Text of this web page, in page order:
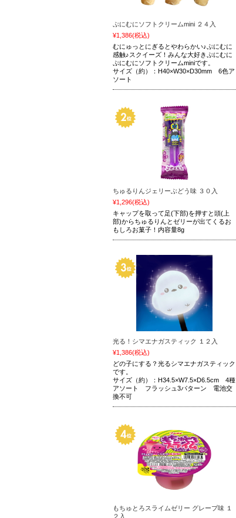
ぷにむにソフトクリームmini ２４入
¥1,386(税込)
むにゅっとにぎるとやわらかい♪ぷにむに
感触♪スクイーズ！みんな大好きぷにむに
ぷにむにソフトクリームminiです。
サイズ（約）：H40×W30×D30mm 6色ア
ソート
ちゅるりんジェリーぶどう味 ３０入
¥1,296(税込)
キャップを取って足(下部)を押すと頭(上
部)からちゅるりんとゼリーが出てくるお
もしろお菓子！内容量8g
光る！シマエナガスティック １２入
¥1,386(税込)
どの子にする？光るシマエナガスティック
です。
サイズ（約）：H34.5×W7.5×D6.5cm 4種
アソート フラッシュ3パターン 電池交
換不可
もちゅとろスライムゼリー グレープ味 １
２入